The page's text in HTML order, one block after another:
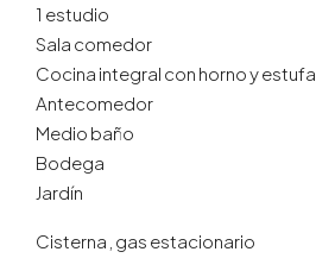
1 estudio
Sala comedor
Cocina integral con horno y estufa
Antecomedor
Medio baño
Bodega
Jardín
Cisterna , gas estacionario